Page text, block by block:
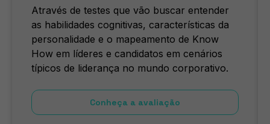
Através de testes que vão buscar entender
as habilidades cognitivas, características da
personalidade e o mapeamento de Know
How em líderes e candidatos em cenários
típicos de liderança no mundo corporativo.
Conheça a avaliação